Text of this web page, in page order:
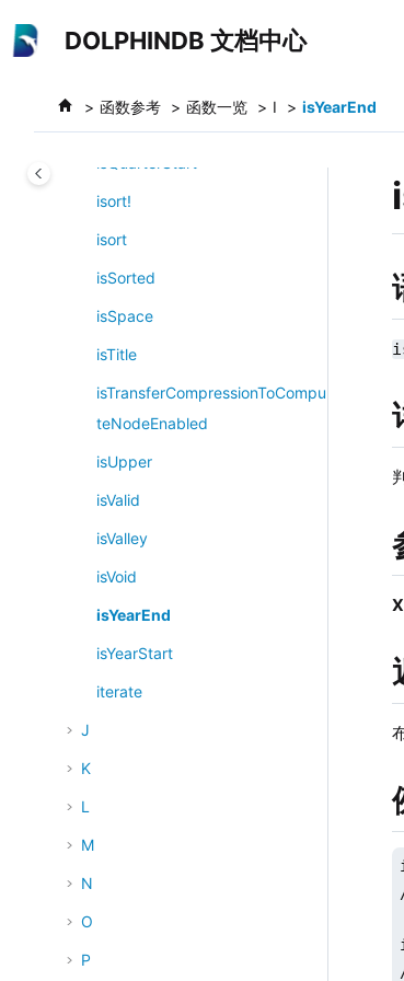
DOLPHINDB 文档中心
函数参考 函数一览 I isYearEnd
isortTop
isort!
isort
isSorted
isSpace
isTitle
isTransferCompressionToCompu
teNodeEnabled
isUpper
isValid
isValley
isVoid
isYearEnd
isYearStart
iterate
J
K
L
M
N
O
P
X